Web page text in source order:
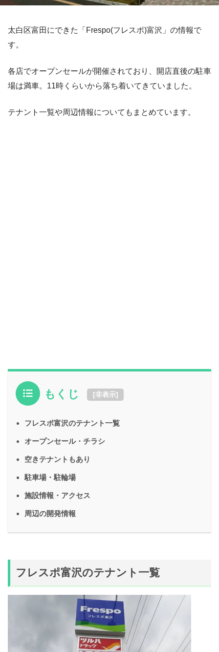
太白区富田にできた「Frespo(フレスポ)富沢」の情報で
す。
各店でオープンセールが開催されており、開店直後の駐車
場は満車。11時くらいから落ち着いてきていました。
テナント一覧や周辺情報についてもまとめています。
もくじ [非表示]
フレスポ富沢のテナント一覧
オープンセール・チラシ
空きテナントもあり
駐車場・駐輪場
施設情報・アクセス
周辺の開発情報
フレスポ富沢のテナント一覧